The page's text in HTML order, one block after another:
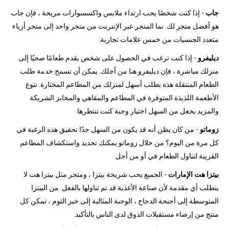
جاب - إذا كنت شخصًا يحب ارتداء ملابس واكسسوارات مريحة ، فإن جاب
هو أفضل متجر لك. نما المتجر عبر الإنترنت من متجر واحد إلى متجر أزياء
متعدد الجنسيات من خمس علامات تجارية.
ديليفرو - إذا كنت ترغب في الحصول على شخص يقدم طعامًا صحيًا إلى
منزلك مباشرة ، فإن ديليفرو هنا من أجلك. يمكن أن تسمح خدمة طلب
الطعام المتنقلة هذه بطلب أسهل لمنزلك من المطاعم المختارة. تنوع
الأطعمة اللذيذة المتوفرة في المطاعم والمقاهي والمخابز الشريكة
والمزيد يجعل من السهل اختيار وجبة كنت تنتظرها.
زوماتو - من كان يظن أنه قد يكون من السهل جدًا تحقيق هذه الرغبة في
كل مرة من اليوم؟ من خلال زوماتو يمكنك تحديد واستكشاف المطاعم
القريبة لتناول الطعام في أو من أجل
بيتزا هت الإمارات - الجميع يحب شريحة بيتزا ، ومتجر مثل بيتزا هت لا
يتطلب أي مقدمة لأن صناعة الأغذية قد تم تناولها بالفعل. من البيتزا
المتوسطة إلى أجنحة الدجاج ، الوجبة المثالية إلى خبز الثوم ، تمكن كل
منتج من إرضاء مستقبلات الذوق لدى الناس بالتأكيد.